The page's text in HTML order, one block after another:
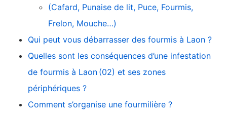
(Cafard, Punaise de lit, Puce, Fourmis,
Frelon, Mouche…)
Qui peut vous débarrasser des fourmis à Laon ?
Quelles sont les conséquences d’une infestation
de fourmis à Laon (02) et ses zones
périphériques ?
Comment s’organise une fourmilière ?